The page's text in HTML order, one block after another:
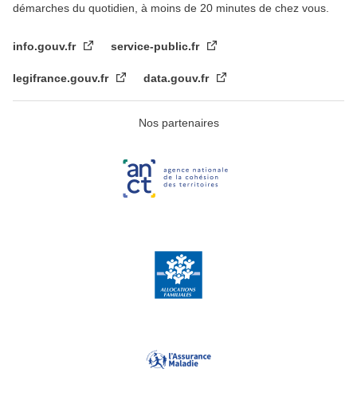
démarches du quotidien, à moins de 20 minutes de chez vous.
info.gouv.fr service-public.fr
legifrance.gouv.fr data.gouv.fr
Nos partenaires